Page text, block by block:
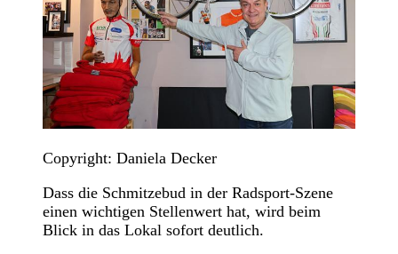
Copyright: Daniela Decker
Dass die Schmitzebud in der Radsport-Szene
einen wichtigen Stellenwert hat, wird beim
Blick in das Lokal sofort deutlich.